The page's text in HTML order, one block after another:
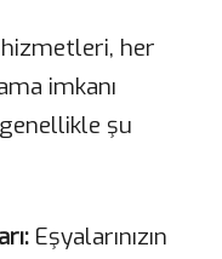
hizmetleri, her
imkanı
şu
Eşyalarınızın